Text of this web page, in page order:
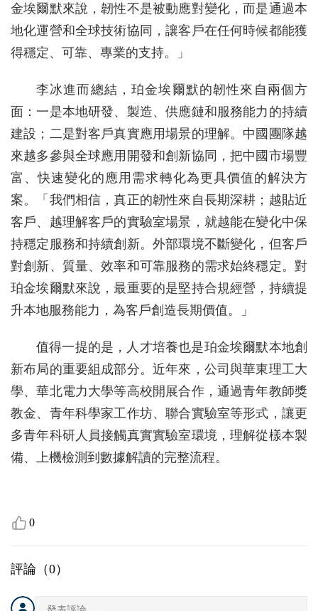
金埃爾默來說，韌性不是被動應對變化，而是通過本
地化運營和全球技術協同，讓客戶在任何時候都能獲
得穩定、可靠、專業的支持。」
李冰進而總結，珀金埃爾默的韌性來自兩個方
面：一是本地研發、製造、供應鏈和服務能力的持續
建設；二是對客戶真實應用場景的理解。中國團隊越
來越多參與全球應用開發和創新協同，把中國市場豐
富、快速變化的應用需求轉化為更具價值的解決方
案。「我們相信，真正的韌性來自長期深耕；越貼近
客戶、越理解客戶的實驗室場景，就越能在變化中保
持穩定服務和持續創新。外部環境不斷變化，但客戶
對創新、質量、效率和可靠服務的需求始終穩定。對
珀金埃爾默來說，最重要的是堅持合規經營，持續提
升本地服務能力，為客戶創造長期價值。」
值得一提的是，人才培養也是珀金埃爾默本地創
新布局的重要組成部分。近年來，公司與華東理工大
學、華北電力大學等高校開展合作，通過青年教師獎
教金、青年科學家工作坊、聯合實驗室等形式，讓更
多青年科研人員接觸真實實驗室環境，理解從樣本製
備、上機檢測到數據解讀的完整流程。
0
評論（0）